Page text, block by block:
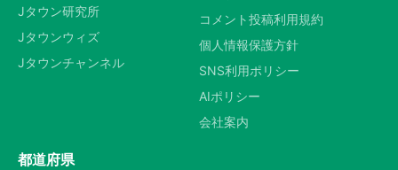
Jタウン研究所
Jタウンウィズ
Jタウンチャンネル
コメント投稿利用規約
個人情報保護方針
SNS利用ポリシー
AIポリシー
会社案内
都道府県